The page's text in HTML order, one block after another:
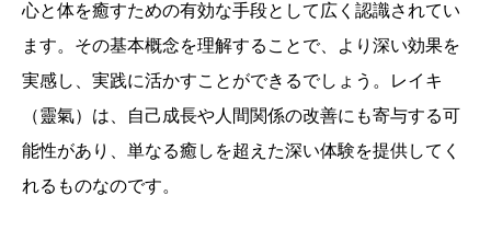
心と体を癒すための有効な手段として広く認識されてい
ます。その基本概念を理解することで、より深い効果を
実感し、実践に活かすことができるでしょう。レイキ
（靈氣）は、自己成長や人間関係の改善にも寄与する可
能性があり、単なる癒しを超えた深い体験を提供してく
れるものなのです。